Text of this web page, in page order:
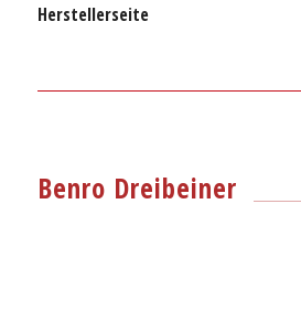
Herstellerseite
Benro Dreibeiner